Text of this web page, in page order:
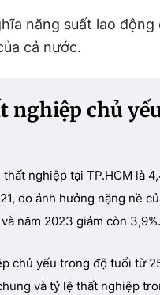
năng suất lao
cả nước.
nghiệp chủ
thất nghiệp tại TP.HCM là
do ảnh hưởng nặng nề
năm 2023 giảm còn 3,9%.
chủ yếu trong độ tuổi từ
và tỷ lệ thất nghiệp